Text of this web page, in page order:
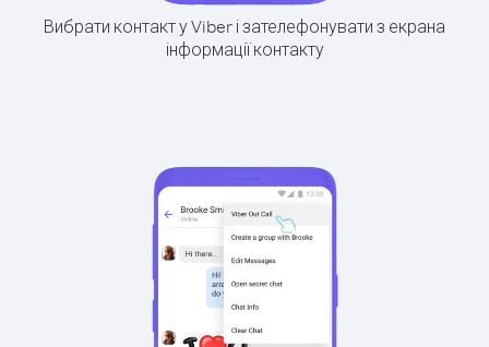
Вибрати контакт у Viber і зателефонувати з екрана
інформації контакту